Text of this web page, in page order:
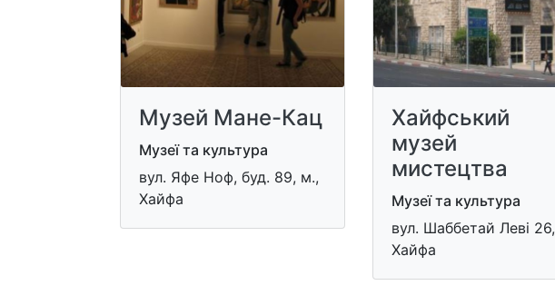
Музей Мане-Кац
Музеї та культура
вул. Яфе Ноф, буд. 89, м.,
Хайфа
Хайфський
музей
мистецтва
Музеї та культура
​вул. Шаббетай Леві 26,
Хайфа